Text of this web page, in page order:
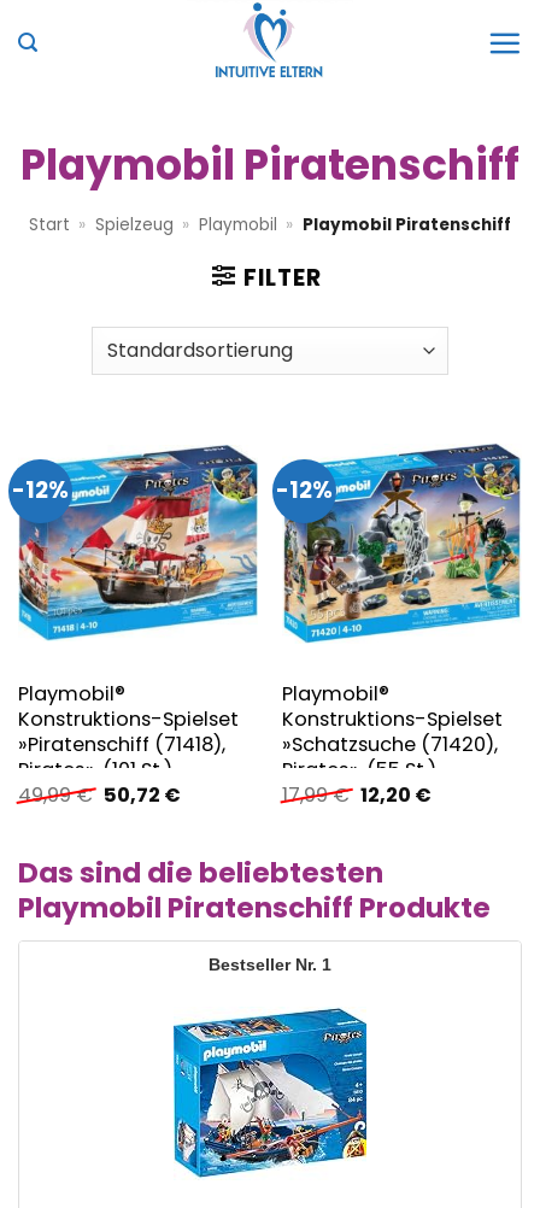
Inhalt
Playmobil Piratenschiff
Start » Spielzeug » Playmobil » Playmobil Piratenschiff
FILTER
-12%
Playmobil®
Konstruktions-Spielset
»Piratenschiff (71418),
Pirates«, (101 St.)
49,99€ Ursprünglicher
Preis
50,72 €Aktueller
-12%
Playmobil®
Konstruktions-Spielset
»Schatzsuche (71420),
Pirates«, (55 St.)
17,99€ Ursprünglicher
Preis
12,20 €Aktueller
Das sind die beliebtesten
Playmobil Piratenschiff Produkte
1